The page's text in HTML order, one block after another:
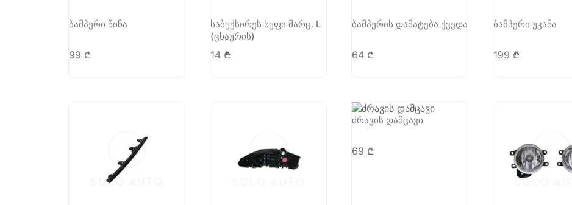
ბამპერი წინა
99 ₾
საბუქსირეს ხუფი მარც. L
(ცხაურის)
14 ₾
ბამპერის დამატება ქვედა
64 ₾
ბამპერი უკანა
199 ₾
ძრავის დამცავი
69 ₾